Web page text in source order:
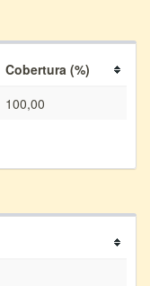
Cobertura (%)
100,00